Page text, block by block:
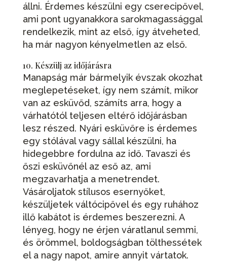
állni. Érdemes készülni egy cserecipővel,
ami pont ugyanakkora sarokmagassággal
rendelkezik, mint az első, így átveheted,
ha már nagyon kényelmetlen az első.
10. Készülj az időjárásra
Manapság már bármelyik évszak okozhat
meglepetéseket, így nem számít, mikor
van az esküvőd, számíts arra, hogy a
várhatótól teljesen eltérő időjárásban
lesz részed. Nyári esküvőre is érdemes
egy stólával vagy sállal készülni, ha
hidegebbre fordulna az idő. Tavaszi és
őszi esküvőnél az eső az, ami
megzavarhatja a menetrendet.
Vásároljatok stílusos esernyőket,
készüljetek váltócipővel és egy ruhához
illő kabátot is érdemes beszerezni. A
lényeg, hogy ne érjen váratlanul semmi,
és örömmel, boldogságban tölthessétek
el a nagy napot, amire annyit vártatok.